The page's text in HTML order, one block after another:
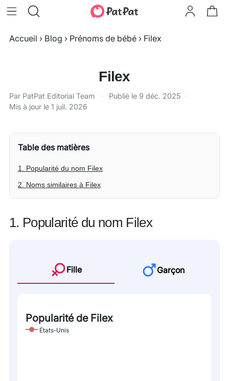
Accueil › Blog › Prénoms de bébé › Filex
Filex
Par PatPat Editorial Team · Publié le 9 déc. 2025 ·
Mis à jour le 1 juil. 2026
Table des matières
1. Popularité du nom Filex
2. Noms similaires à Filex
1. Popularité du nom Filex
Fille Garçon
Popularité de Filex
États-Unis